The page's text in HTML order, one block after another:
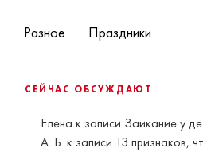
Разное Праздники
СЕЙЧАС ОБСУЖДАЮТ
Елена к записи Заикание у
А. Б. к записи 13 признаков,